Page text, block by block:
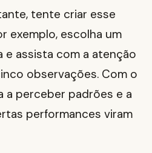
tente criar esse
exemplo, escolha um
e assista com a atenção
observações. Com o
a perceber padrões e a
performances viram